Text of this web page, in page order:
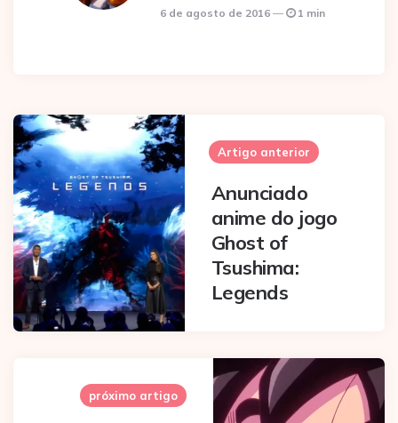
6 de agosto de 2016 1 min
Post
navigation
Artigo anterior
Anunciado
anime do jogo
Ghost of
Tsushima:
Legends
próximo artigo